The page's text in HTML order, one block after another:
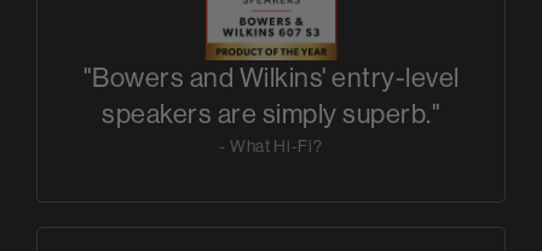
"Bowers and Wilkins' entry-level
speakers are simply superb."
- What Hi-Fi?